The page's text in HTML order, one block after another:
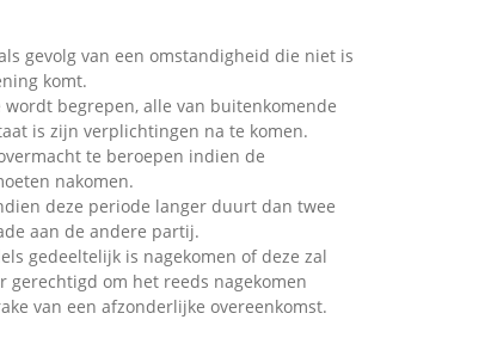
gevolg van een omstandigheid die niet is
komt.
begrepen, alle van buitenkomende
is zijn verplichtingen na te komen.
te beroepen indien de
nakomen.
deze periode langer duurt dan twee
aan de andere partij.
gedeeltelijk is nagekomen of deze zal
gerechtigd om het reeds nagekomen
van een afzonderlijke overeenkomst.